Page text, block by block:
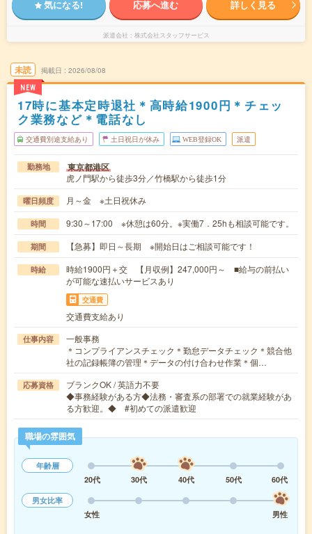
気になる! 応募へ進む 詳しく見る
派遣会社 株式会社スタッフサービス
未読
NEW
掲載日 2026/08/08
17時に基本定時退社＊高時給1900円＊チェッ
ク業務など＊電話なし
交通費別途支給あり 土日祝日が休み WEB登録OK 派遣
勤務地 東京都港区
虎ノ門駅から徒歩3分／竹橋駅から徒歩1分
曜日頻度 月～金 ※土日祝休み
時間 9:30～17:00 ※休憩は60分。※実働7．25hも相談可能です。
期間 【急募】即日～長期 ※開始日はご相談可能です！
時給
時給1900円＋交 【月収例】247,000円～ ■給与の前払い
が可能な速払いサービスあり
交通費
交通費支給あり
仕事内容
一般事務
＊コンプライアンスチェック＊勤怠データチェック＊競合他
社の記録帳簿の管理＊データの付け合わせ作業＊個…
応募資格
ブランクOK / 英語力不要
◆事務経験がある方◆法務・審査系の部署での就業経験があ
る方歓迎。◆ #初めての派遣歓迎
職場の雰囲気
年齢層
20代
30代 40代 50代
60代
男女比率
女性
男性